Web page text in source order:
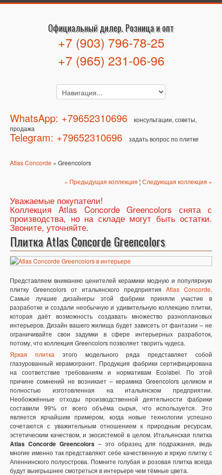
Официальный дилер. Розница и опт
+7 (903) 796-78-25
+7 (965) 231-06-96
WhatsApp: +79652310696
консультации, советы,
продажа
Telegram: +79652310696 задать вопрос по плитке
Atlas Concorde » Greencolors
« Предыдущая коллекция ¦ Следующая коллекция »
Уважаемые покупатели!
Коллекция Atlas Concorde Greencolors снята с
производства, но на складе могут быть остатки.
Звоните, уточняйте.
Плитка Atlas Concorde Greencolors
Представляем вниманию ценителей керамики модную и популярную
плитку Greencolors от итальянского предприятия Atlas Concorde.
Самые лучшие дизайнеры этой фабрики приняли участие в
разработке и создали необычную и удивительную коллекцию плитки,
которая даёт возможность создавать множество разноплановых
интерьеров. Дизайн вашего жилища будет зависеть от фантазии – не
ограничивайте свои задумки в сфере интерьерных разработок,
потому, что коллекция Greencolors позволяет творить чудеса.
Яркая плитка этого модельного ряда представляет собой
глазурованный керамогранит. Продукция фабрики сертифицирована
на соответствие требованиям и нормативам Ecolabel. По этой
причине сомнений не возникает – керамика Greencolors целиком и
полностью изготовленная на итальянском предприятии.
Необожжённые отходы производственной деятельности фабрики
составили 99% от всего объёма сырья, что используется. Это
является ярчайшим примером, когда новые технологии успешно
сочетаются с уважительным отношением к природным ресурсам,
эстетическим качеством, и экосистемой в целом. Итальянская плитка
Atlas Concorde Greencolors – это образец для подражания, ведь
многие именно так представляют себе качественную и яркую плитку с
Апеннинского полуострова. Помните голубая и розовая плитка всегда
будут выигрышнее смотреться в интерьере чем тёмные цвета.